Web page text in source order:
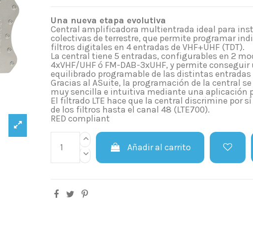
Una nueva etapa evolutiva
Central amplificadora multientrada ideal para
colectivas de terrestre, que permite programar
filtros digitales en 4 entradas de VHF+UHF (TDT).
La central tiene 5 entradas, configurables en 2
4xVHF/UHF ó FM-DAB-3xUHF, y permite
equilibrado programable de las distintas entradas
Gracias al ASuite, la programación de la central
muy sencilla e intuitiva mediante una aplicación
El filtrado LTE hace que la central discrimine por
de los filtros hasta el canal 48 (LTE700).
RED compliant
Añadir al carrito